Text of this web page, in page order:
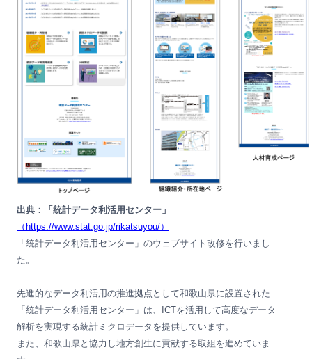
出典：「統計データ利活用センター」
（https://www.stat.go.jp/rikatsuyou/）
「統計データ利活用センター」のウェブサイト改修を行いまし
た。
先進的なデータ利活用の推進拠点として和歌山県に設置された
「統計データ利活用センター」は、ICTを活用して高度なデータ
解析を実現する統計ミクロデータを提供しています。
また、和歌山県と協力し地方創生に貢献する取組を進めていま